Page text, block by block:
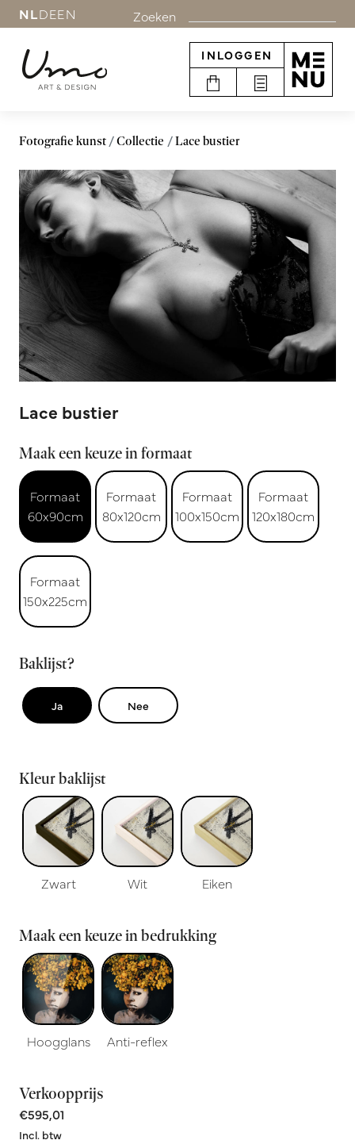
NLDEEN Zoeken
INLOGGEN
Fotografie kunst Collectie Lace bustier
Lace bustier
Maak een keuze in formaat
Formaat
60x90cm
Formaat
80x120cm
Formaat
100x150cm
Formaat
120x180cm
Formaat
150x225cm
Baklijst?
Ja Nee
Kleur baklijst
Zwart Wit Eiken
Maak een keuze in bedrukking
Hoogglans Anti-reflex
Verkoopprijs
€595,01
Incl. btw